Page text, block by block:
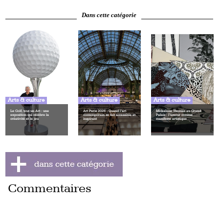
Dans cette catégorie
Arts & culture
Le Golf, tout un Art : une
exposition qui célèbre la
créativité et le jeu
Arts & culture
Art Paris 2026 : Quand l’art
contemporain se fait accessible et
inspirant
Arts & culture
Mickalene Thomas au Grand
Palais : l’amour comme
manifeste artistique
Commentaires